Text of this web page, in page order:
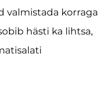
valmistada korraga
hästi ka lihtsa,